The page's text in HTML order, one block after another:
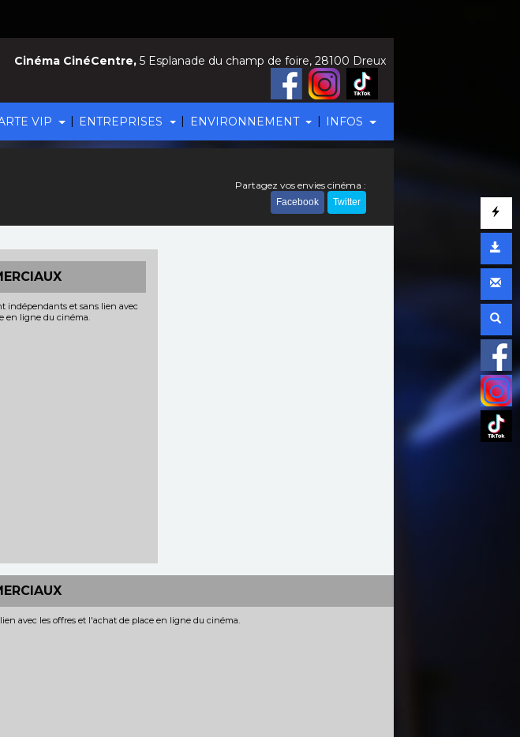
VIP | ENTREPRISES | ENVIRONNEMENT | INFOS
Cinéma CinéCentre, 5 Esplanade du champ de foire, 28100 Dreux
Partagez vos envies cinéma :
Facebook Twitter
indépendants et sans lien avec
en ligne du cinéma.
avec les offres et l'achat de place en ligne du cinéma.